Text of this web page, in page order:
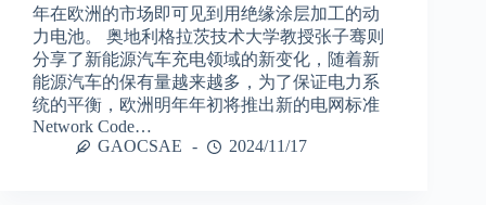
年在欧洲的市场即可见到用绝缘涂层加工的动
力电池。 奥地利格拉茨技术大学教授张子骞则
分享了新能源汽车充电领域的新变化，随着新
能源汽车的保有量越来越多，为了保证电力系
统的平衡，欧洲明年年初将推出新的电网标准
Network Code…
GAOCSAE
2024/11/17